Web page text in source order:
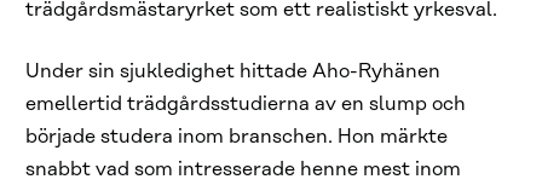
trädgårdsmästaryrket som ett realistiskt yrkesval.
Under sin sjukledighet hittade Aho-Ryhänen
emellertid trädgårdsstudierna av en slump och
började studera inom branschen. Hon märkte
snabbt vad som intresserade henne mest inom